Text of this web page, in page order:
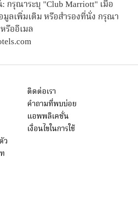
กรุณาระบุ "Club Marriott" เมื่อ
มูลเพิ่มเติม หรือสำรองที่นั่ง กรุณา
รืออีเมล
ติดต่อเรา
คำถามที่พบบ่อย
แอพพลิเคชั่น
เงื่อนไขในการใช้
ว